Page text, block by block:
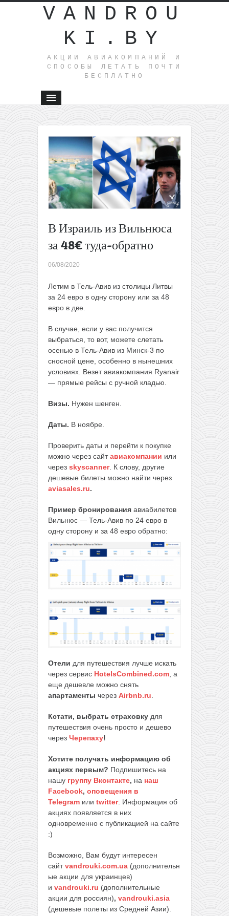
VANDROU
KI.BY
АКЦИИ АВИАКОМПАНИЙ И
СПОСОБЫ ЛЕТАТЬ ПОЧТИ
БЕСПЛАТНО
В Израиль из Вильнюса
за 48€ туда-обратно
06/08/2020
Летим в Тель-Авив из столицы Литвы
за 24 евро в одну сторону или за 48
евро в две.
В случае, если у вас получится
выбраться, то вот, можете слетать
осенью в Тель-Авив из Минск-3 по
сносной цене, особенно в нынешних
условиях. Везет авиакомпания Ryanair
— прямые рейсы с ручной кладью.
Визы. Нужен шенген.
Даты. В ноябре.
Проверить даты и перейти к покупке
можно через сайтавиакомпании или
через skyscanner. К слову, другие
дешевые билеты можно найти через
aviasales.ru.
Пример бронирования авиабилетов
Вильнюс — Тель-Авив по 24 евро в
одну сторону и за 48 евро обратно:
Отели для путешествия лучше искать
через сервис HotelsCombined.com , а
еще дешевле можно снять
апартаменты через Airbnb.ru
Кстати, выбрать страховку для
путешествия очень просто и дешево
через Черепаху!
Хотите получать информацию об
акциях первым? Подпишитесь на
нашу группу Вконтакте, на наш
Facebook, оповещения в
Telegram или twitter. Информация об
акциях появляется в них
одновременно с публикацией на сайте
:)
Возможно, Вам будут интересен
сайтvandrouki.com.ua (дополнительн
ые акции для украинцев)
и vandrouki.ru (дополнительные
акции для россиян), vandrouki.asia
(дешевые полеты из Средней Азии).
Прямые
рейсы
Киев-
Неаполь
за 12€ в
одну
и за 24€
туда-
обратно!